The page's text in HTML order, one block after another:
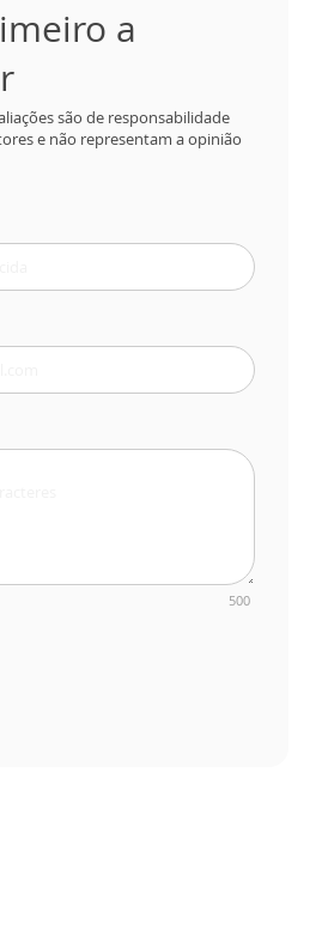
a
são de responsabilidade
e não representam a opinião
500